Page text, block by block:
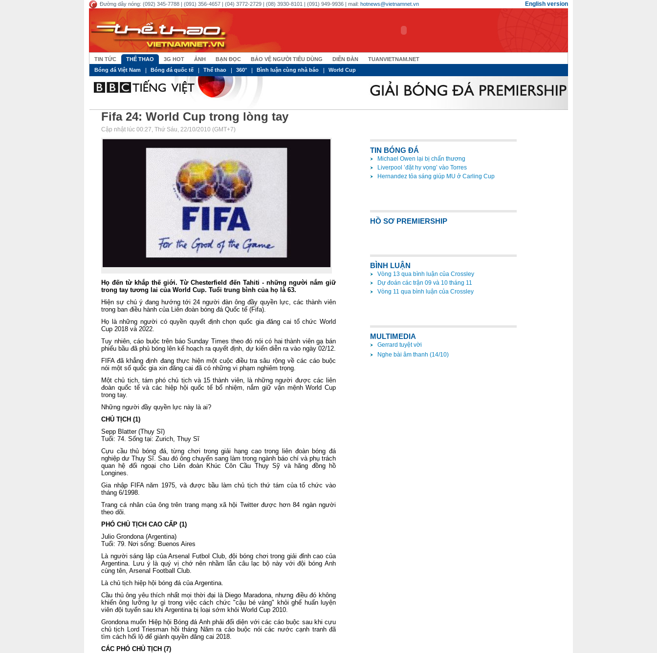
English version
Đường dây nóng: (092) 345-7788 | (091) 356-4657 | (04) 3772-2729 | (08) 3930-8101 | (091) 949-9936 | mail: hotnews@vietnamnet.vn
TIN TỨC THỂ THAO 3G HOT ẢNH BẠN ĐỌC BẢO VỆ NGƯỜI TIÊU DÙNG DIỄN ĐÀN
TUANVIETNAM.NET
Bóng đá Việt Nam
Bóng đá quốc tế Thể thao 360° Bình luận cùng nhà báo World Cup
Fifa 24: World Cup trong lòng tay
Cập nhật lúc 00:27, Thứ Sáu, 22/10/2010 (GMT+7)
Họ đến từ khắp thế giới. Từ Chesterfield đến Tahiti - những người nắm giữ
trong tay tương lai của World Cup. Tuổi trung bình của họ là 63.
Hiện sự chú ý đang hướng tới 24 người đàn ông đầy quyền lực, các thành viên
trong ban điều hành của Liên đoàn bóng đá Quốc tế (Fifa).
Họ là những người có quyền quyết định chọn quốc gia đăng cai tổ chức World
Cup 2018 và 2022.
Tuy nhiên, cáo buộc trên báo Sunday Times theo đó nói có hai thành viên gạ bán
phiếu bầu đã phủ bóng lên kế hoạch ra quyết định, dự kiến diễn ra vào ngày 02/12.
FIFA đã khẳng định đang thực hiện một cuộc điều tra sâu rộng về các cáo buộc
nói một số quốc gia xin đăng cai đã có những vi phạm nghiêm trọng.
Một chủ tịch, tám phó chủ tịch và 15 thành viên, là những người được các liên
đoàn quốc tế và các hiệp hội quốc tế bổ nhiệm, nắm giữ vận mệnh World Cup
trong tay.
Những người đầy quyền lực này là ai?
CHỦ TỊCH (1)
Sepp Blatter (Thụy Sĩ)
Tuổi: 74. Sống tại: Zurich, Thụy Sĩ
Cựu cầu thủ bóng đá, từng chơi trong giải hạng cao trong liên đoàn bóng đá
nghiệp dư Thụy Sĩ. Sau đó ông chuyển sang làm trong ngành báo chí và phụ trách
quan hệ đối ngoại cho Liên đoàn Khúc Côn Cầu Thụy Sỹ và hãng đồng hồ
Longines.
Gia nhập FIFA năm 1975, và được bầu làm chủ tịch thứ tám của tổ chức vào
tháng 6/1998.
Trang cá nhân của ông trên trang mạng xã hội Twitter được hơn 84 ngàn người
theo dõi.
PHÓ CHỦ TỊCH CAO CẤP (1)
Julio Grondona (Argentina)
Tuổi: 79. Nơi sống: Buenos Aires
Là người sáng lập của Arsenal Futbol Club, đội bóng chơi trong giải đỉnh cao của
Argentina. Lưu ý là quý vị chớ nên nhầm lẫn câu lạc bộ này với đội bóng Anh
cùng tên, Arsenal Football Club.
Là chủ tịch hiệp hội bóng đá của Argentina.
Cầu thủ ông yêu thích nhất mọi thời đại là Diego Maradona, nhưng điều đó không
khiến ông lưỡng lự gì trong việc cách chức "cậu bé vàng" khỏi ghế huấn luyện
viên đội tuyển sau khi Argentina bị loại sớm khỏi World Cup 2010.
Grondona muốn Hiệp hội Bóng đá Anh phải đối diện với các cáo buộc sau khi cựu
chủ tịch Lord Triesman hồi tháng Năm ra cáo buộc nói các nước cạnh tranh đã
tìm cách hối lộ để giành quyền đăng cai 2018.
CÁC PHÓ CHỦ TỊCH (7)
TIN BÓNG ĐÁ
Michael Owen lại bị chấn thương
Liverpool ’đặt hy vọng’ vào Torres
Hernandez tỏa sáng giúp MU ở Carling Cup
HỒ SƠ PREMIERSHIP
BÌNH LUẬN
Vòng 13 qua bình luận của Crossley
Dự đoán các trận 09 và 10 tháng 11
Vòng 11 qua bình luận của Crossley
MULTIMEDIA
Gerrard tuyệt vời
Nghe bài âm thanh (14/10)